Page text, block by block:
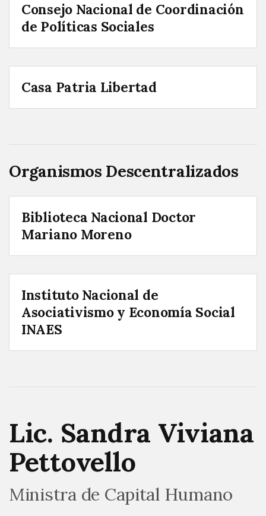
Consejo Nacional de Coordinación
de Políticas Sociales
Casa Patria Libertad
Organismos Descentralizados
Biblioteca Nacional Doctor
Mariano Moreno
Instituto Nacional de
Asociativismo y Economía Social
INAES
Lic. Sandra Viviana
Pettovello
Ministra de Capital Humano